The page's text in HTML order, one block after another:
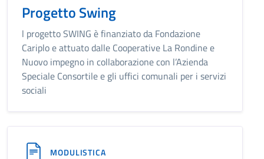
Progetto Swing
l progetto SWING è finanziato da Fondazione
Cariplo e attuato dalle Cooperative La Rondine e
Nuovo impegno in collaborazione con l’Azienda
Speciale Consortile e gli uffici comunali per i servizi
sociali
MODULISTICA